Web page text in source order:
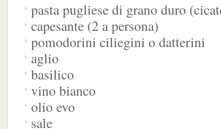
pasta pugliese di grano duro
capesante (2 a persona)
pomodorini ciliegini o datterini
aglio
basilico
vino bianco
olio evo
sale